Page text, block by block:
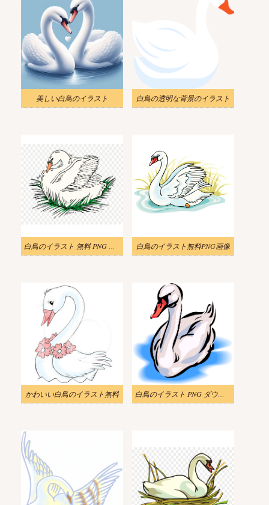
美しい白鳥のイラスト 白鳥の透明な背景のイラスト
白鳥のイラスト 無料 PNG 画像 2 白鳥のイラスト無料PNG画像
かわいい白鳥のイラスト無料 白鳥のイラスト PNG ダウンロード